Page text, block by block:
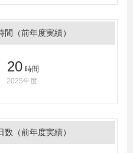
間（前年度実績）
20 時間
2025年度
（前年度実績）